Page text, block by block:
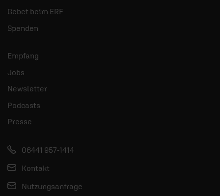
Gebet beim ERF
Spenden
Empfang
Jobs
Newsletter
Podcasts
Presse
06441 957-1414
Kontakt
Nutzungsanfrage